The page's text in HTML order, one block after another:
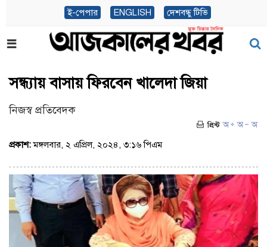
ই-পেপার ENGLISH দেশবন্ধু টিভি
সন্ধ্যায় বাসায় ফিরবেন খালেদা জিয়া
নিজস্ব প্রতিবেদক
প্রকাশ:মঙ্গলবার, ২ এপ্রিল, ২০২৪, ৩:১৬ পিএম